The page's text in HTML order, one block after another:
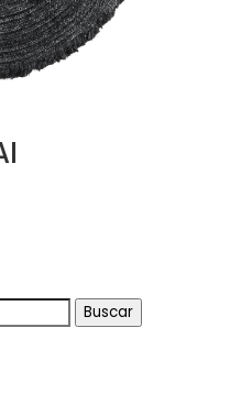
Buscar